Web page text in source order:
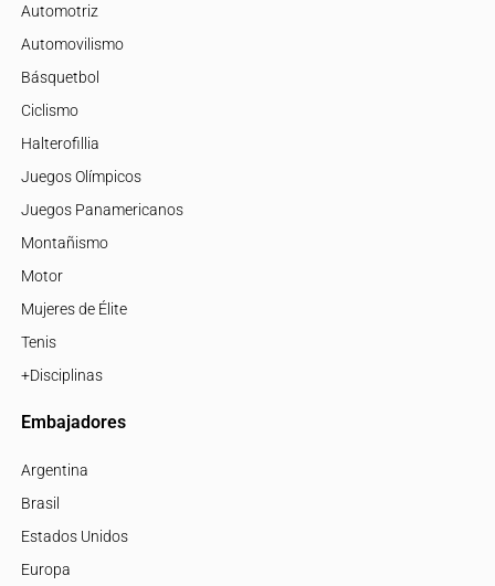
Automotriz
Automovilismo
Básquetbol
Ciclismo
Halterofillia
Juegos Olímpicos
Juegos Panamericanos
Montañismo
Motor
Mujeres de Élite
Tenis
+Disciplinas
Embajadores
Argentina
Brasil
Estados Unidos
Europa